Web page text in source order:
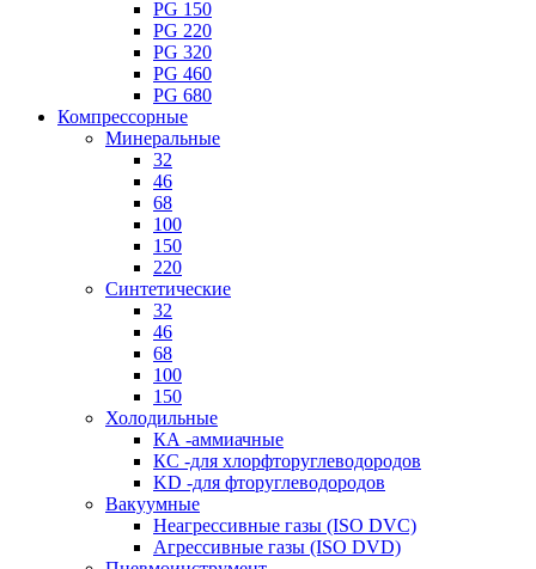
PG 150
PG 220
PG 320
PG 460
PG 680
Компрессорные
Минеральные
32
46
68
100
150
220
Синтетические
32
46
68
100
150
Холодильные
КА -аммиачные
КС -для хлорфторуглеводородов
KD -для фторуглеводородов
Вакуумные
Неагрессивные газы (ISO DVC)
Агрессивные газы (ISO DVD)